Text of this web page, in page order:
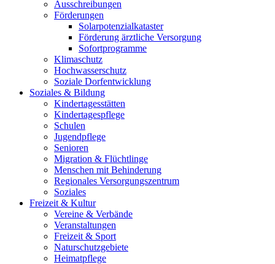
Ausschreibungen
Förderungen
Solarpotenzialkataster
Förderung ärztliche Versorgung
Sofortprogramme
Klimaschutz
Hochwasserschutz
Soziale Dorfentwicklung
Soziales & Bildung
Kindertagesstätten
Kindertagespflege
Schulen
Jugendpflege
Senioren
Migration & Flüchtlinge
Menschen mit Behinderung
Regionales Versorgungszentrum
Soziales
Freizeit & Kultur
Vereine & Verbände
Veranstaltungen
Freizeit & Sport
Naturschutzgebiete
Heimatpflege